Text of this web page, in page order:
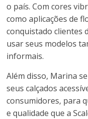
o país. Com cores
como aplicações de
conquistado clientes
usar seus modelos
informais.
Além disso, Marina
seus calçados
consumidores, para
e qualidade que a